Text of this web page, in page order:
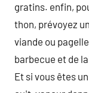
gratins. enfin,
thon, prévoyez
viande ou
barbecue et de
Et si vous êtes